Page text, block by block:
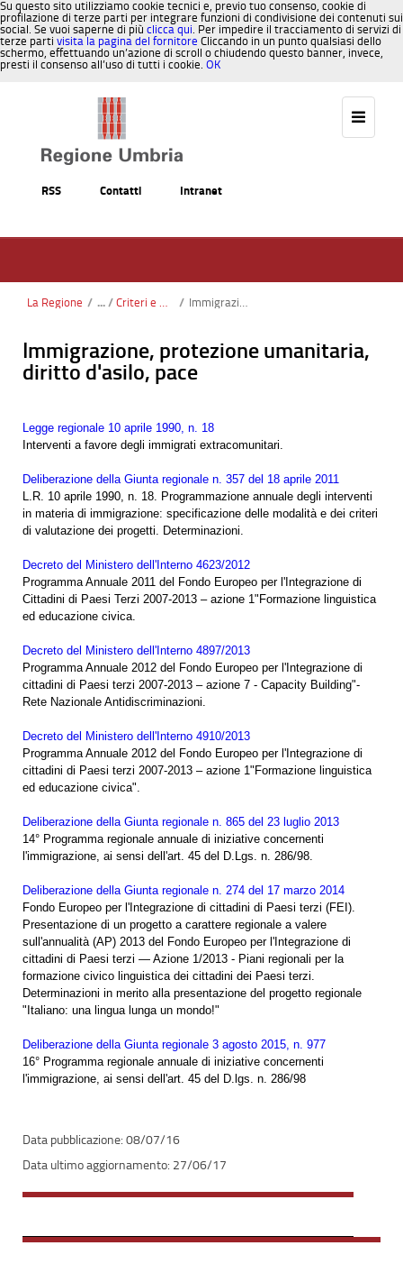
Su questo sito utilizziamo cookie tecnici e, previo tuo consenso, cookie di
profilazione di terze parti per integrare funzioni di condivisione dei contenuti sui
social. Se vuoi saperne di più clicca qui. Per impedire il tracciamento di servizi di
terze parti visita la pagina del fornitore Cliccando in un punto qualsiasi dello
schermo, effettuando un’azione di scroll o chiudendo questo banner, invece,
presti il consenso all’uso di tutti i cookie. OK
RSS Contatti Intranet
La Regione / Criteri e modalità dati ante 21-11-2013 / Immigrazione, protezione umanitaria, diritto d'asilo, pace
Immigrazione, protezione umanitaria,
diritto d'asilo, pace
Legge regionale 10 aprile 1990, n. 18
Interventi a favore degli immigrati extracomunitari.
Deliberazione della Giunta regionale n. 357 del 18 aprile 2011
L.R. 10 aprile 1990, n. 18. Programmazione annuale degli interventi
in materia di immigrazione: specificazione delle modalità e dei criteri
di valutazione dei progetti. Determinazioni.
Decreto del Ministero dell'Interno 4623/2012
Programma Annuale 2011 del Fondo Europeo per l'Integrazione di
Cittadini di Paesi Terzi 2007-2013 – azione 1"Formazione linguistica
ed educazione civica.
Decreto del Ministero dell'Interno 4897/2013
Programma Annuale 2012 del Fondo Europeo per l'Integrazione di
cittadini di Paesi terzi 2007-2013 – azione 7 - Capacity Building"-
Rete Nazionale Antidiscriminazioni.
Decreto del Ministero dell'Interno 4910/2013
Programma Annuale 2012 del Fondo Europeo per l'Integrazione di
cittadini di Paesi terzi 2007-2013 – azione 1"Formazione linguistica
ed educazione civica".
Deliberazione della Giunta regionale n. 865 del 23 luglio 2013
14° Programma regionale annuale di iniziative concernenti
l'immigrazione, ai sensi dell'art. 45 del D.Lgs. n. 286/98.
Deliberazione della Giunta regionale n. 274 del 17 marzo 2014
Fondo Europeo per l'Integrazione di cittadini di Paesi terzi (FEI).
Presentazione di un progetto a carattere regionale a valere
sull'annualità (AP) 2013 del Fondo Europeo per l'Integrazione di
cittadini di Paesi terzi — Azione 1/2013 - Piani regionali per la
formazione civico linguistica dei cittadini dei Paesi terzi.
Determinazioni in merito alla presentazione del progetto regionale
"Italiano: una lingua lunga un mondo!"
Deliberazione della Giunta regionale 3 agosto 2015, n. 977
16° Programma regionale annuale di iniziative concernenti
l'immigrazione, ai sensi dell'art. 45 del D.lgs. n. 286/98
08/07/16
27/06/17